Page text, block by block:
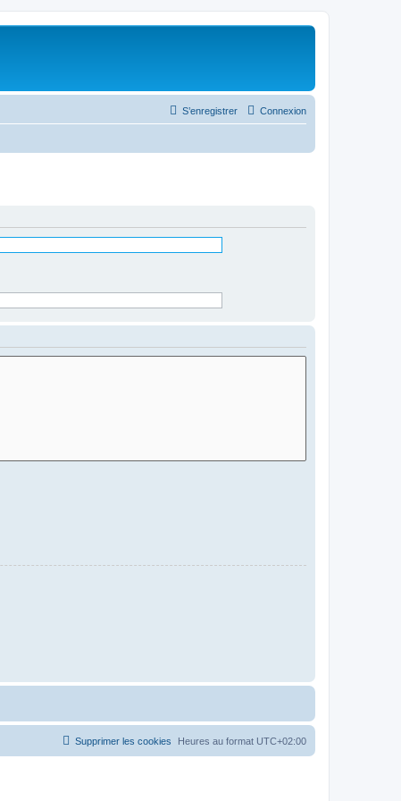
Connexion
S’enregistrer
Heures au format UTC+02:00
Supprimer les cookies